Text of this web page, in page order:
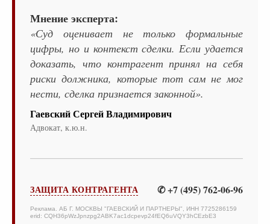
Мнение эксперта:
«Суд оценивает не только формальные
цифры, но и контекст сделки. Если удается
доказать, что контрагент принял на себя
риски должника, которые тот сам не мог
нести, сделка признается законной».
Гаевский Сергей Владимирович
Адвокат, к.ю.н.
ЗАЩИТА КОНТРАГЕНТА ✆ +7 (495) 762-06-96
Реклама. АБ Г. МОСКВЫ "ГАЕВСКИЙ И ПАРТНЕРЫ", ИНН 7725286159
erid: CQH36pWzJpnzpg2ABK7ac1dcpevp24fEQ6uVQY3hCEzbE3